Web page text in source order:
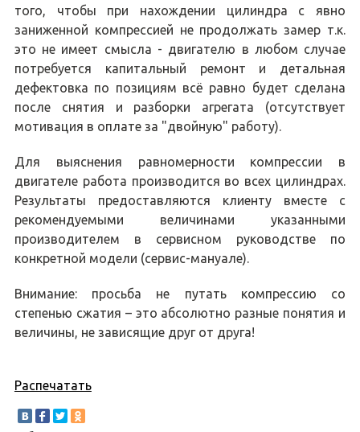
того, чтобы при нахождении цилиндра с явно
заниженной компрессией не продолжать замер т.к.
это не имеет смысла - двигателю в любом случае
потребуется капитальный ремонт и детальная
дефектовка по позициям всё равно будет сделана
после снятия и разборки агрегата (отсутствует
мотивация в оплате за "двойную" работу).
Для выяснения равномерности компрессии в
двигателе работа производится во всех цилиндрах.
Результаты предоставляются клиенту вместе с
рекомендуемыми величинами указанными
производителем в сервисном руководстве по
конкретной модели (сервис-мануале).
Внимание: просьба не путать компрессию со
степенью сжатия – это абсолютно разные понятия и
величины, не зависящие друг от друга!
Распечатать